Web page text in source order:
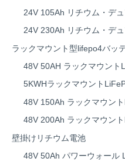
24V 105Ah リチウム・デ
24V 230Ah リチウム・デ
ラックマウント型lifepo4バッ
48V 50AH ラックマウント
5KWHラックマウント
48V 150Ah ラックマウン
48V 200Ah ラックマウン
壁掛けリチウム電池
48V 50Ah パワーウォール